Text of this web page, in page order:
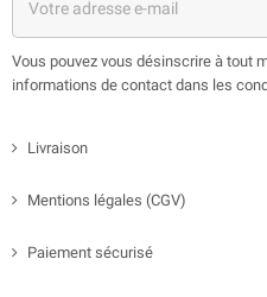
Vous pouvez vous désinscrire à tout
informations de contact dans les
Livraison
Mentions légales (CGV)
Paiement sécurisé